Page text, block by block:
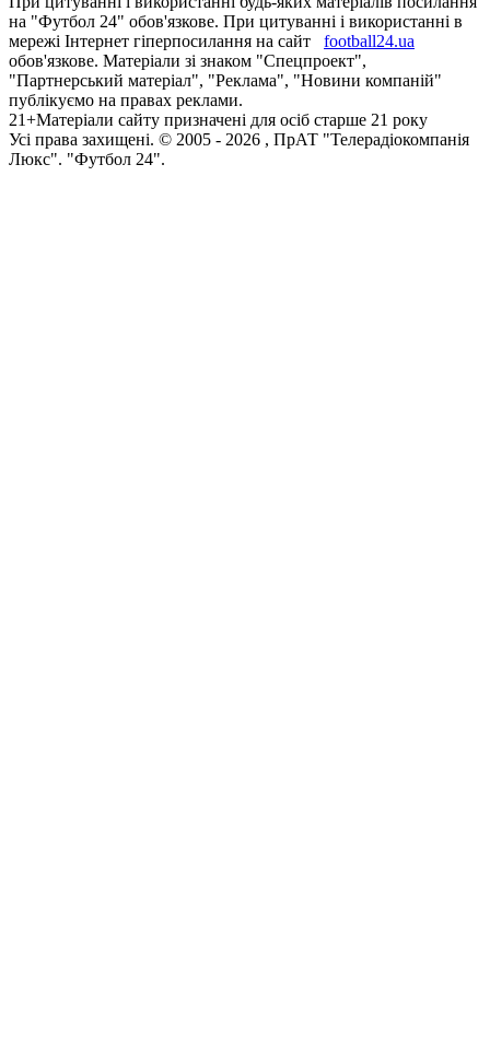
на "Футбол 24" обов'язкове. При цитуванні і використанні в
мережі Інтернет гіперпосилання на сайт
football24.ua
обов'язкове. Матеріали зі знаком "Спецпроект",
"Партнерський матеріал", "Реклама", "Новини компаній"
публікуємо на правах реклами.
21+Матеріали сайту призначені для осіб старше 21 року
Усi права захищенi. © 2005 - 2026 , ПрАТ "Телерадіокомпанія
Люкс". "Футбол 24".